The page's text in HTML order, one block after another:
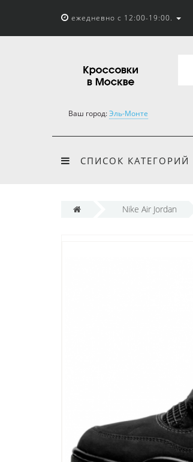
ежедневно с 12:00-19:00.
Ваш город:Эль-Монте
СПИСОК КАТЕГОРИЙ
Nike Air Jordan